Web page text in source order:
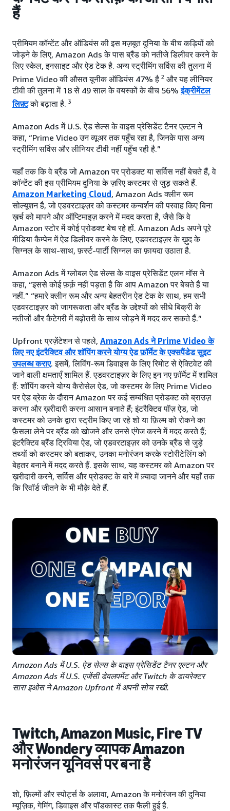
हैं
प्रीमियम कॉन्टेंट और ऑडियंस की इस मज़बूत दुनिया के बीच कड़ियों को
जोड़ने के लिए, Amazon Ads के पास ब्रैंड को नतीजे डिलीवर करने के
लिए स्केल, इनसाइट और ऐड टेक है. अन्य स्ट्रीमिंग सर्विस की तुलना में
Prime Video की औसत यूनीक ऑडियंस 47% है 2 और यह लीनियर
टीवी की तुलना में 18 से 49 साल के वयस्कों के बीच 56%इंक्रीमेंटल
लिफ़्टको बढ़ाता है. 3
Amazon Ads में U.S. ऐड सेल्स के वाइस प्रेसिडेंट टैनर एल्टन ने
कहा, “Prime Video उन व्यूअर तक पहुँच रहा है, जिनके पास अन्य
स्ट्रीमिंग सर्विस और लीनियर टीवी नहीं पहुँच रही है.”
यहाँ तक कि वे ब्रैंड जो Amazon पर प्रोडक्ट या सर्विस नहीं बेचते हैं, वे
कॉन्टेंट की इस प्रीमियम दुनिया के ज़रिए कस्टमर से जुड़ सकते हैं.
Amazon Marketing Cloud , Amazon Ads क्लीन रूम
सोल्यूशन है, जो एडवरटाइज़र को कस्टमर कन्वर्शन की परवाह किए बिना
ख़र्च को मापने और ऑप्टिमाइज़ करने में मदद करता है, जैसे कि वे
Amazon स्टोर में कोई प्रोडक्ट बेच रहे हों. Amazon Ads अपने पूरे
मीडिया कैम्पेन में ऐड डिलीवर करने के लिए, एडवरटाइज़र के ख़ुद के
सिग्नल के साथ-साथ, फ़र्स्ट-पार्टी सिग्नल का फ़ायदा उठाता है.
Amazon Ads में ग्लोबल ऐड सेल्स के वाइस प्रेसिडेंट एलन मॉस ने
कहा, “इससे कोई फ़र्क़ नहीं पड़ता है कि आप Amazon पर बेचते हैं या
नहीं.” “हमारे क्लीन रूम और अन्य बेहतरीन ऐड टेक के साथ, हम सभी
एडवरटाइज़र को जागरूकता और ब्रैंड के उद्देश्यों को सीधे बिक्री के
नतीजों और कैटेगरी में बढ़ोतरी के साथ जोड़ने में मदद कर सकते हैं.”
Upfront प्रज़ेंटेशन से पहले, Amazon Ads ने Prime Video के
लिए नए इंटरैक्टिव और शॉपिंग करने योग्य ऐड फ़ॉर्मेट के एक्सपैंडेड सुइट
उपलब्ध कराए. इसमें, लिविंग-रूम डिवाइस के लिए रिमोट से ऐक्टिवेट की
जाने वाली क्षमताएँ शामिल हैं. एडवरटाइज़र के लिए इन नए फ़ॉर्मेट में शामिल
हैं: शॉपिंग करने योग्य कैरोसेल ऐड, जो कस्टमर के लिए Prime Video
पर ऐड ब्रेक के दौरान Amazon पर कई सम्बंधित प्रोडक्ट को ब्राउज़
करना और ख़रीदारी करना आसान बनाते हैं; इंटरैक्टिव पॉज़ ऐड, जो
कस्टमर को उनके द्वारा स्ट्रीम किए जा रहे शो या फ़िल्म को रोकने का
फ़ैसला लेने पर ब्रैंड को खोजने और उनसे एंगेज करने में मदद करते हैं;
इंटरैक्टिव ब्रैंड ट्रिविया ऐड, जो एडवरटाइज़र को उनके ब्रैंड से जुड़े
तथ्यों को कस्टमर को बताकर, उनका मनोरंजन करके स्टोरीटेलिंग को
बेहतर बनाने में मदद करते हैं. इसके साथ, यह कस्टमर को Amazon पर
ख़रीदारी करने, सर्विस और प्रोडक्ट के बारे में ज़्यादा जानने और यहाँ तक
कि रिवॉर्ड जीतने के भी मौक़े देते हैं.
Amazon Ads में U.S. ऐड सेल्स के वाइस प्रेसिडेंट टैनर एल्टन और
Amazon Ads में U.S. एजेंसी डेवलपमेंट और Twitch के डायरेक्टर
सारा इओस ने Amazon Upfront में अपनी सोच रखी.
Twitch, Amazon Music, Fire TV
और Wondery व्यापक Amazon
मनोरंजन यूनिवर्स पर बना है
शो, फ़िल्मों और स्पोर्ट्स के अलावा, Amazon के मनोरंजन की दुनिया
म्यूज़िक, गेमिंग, डिवाइस और पॉडकास्ट तक फैली हुई है.